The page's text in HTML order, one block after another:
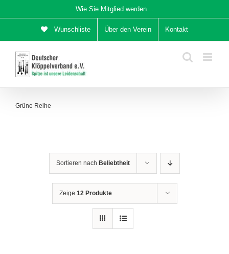
Inhalt
Wie Sie Mitglied werden…
Wunschliste Über den Verein Kontakt
Grüne Reihe
Sortieren nach Beliebtheit
Zeige 12 Produkte